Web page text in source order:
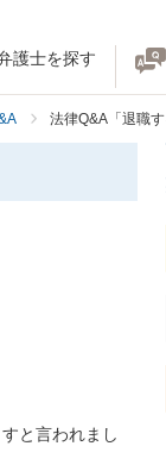
護士を探す
法律Q&A「退職
と言われまし